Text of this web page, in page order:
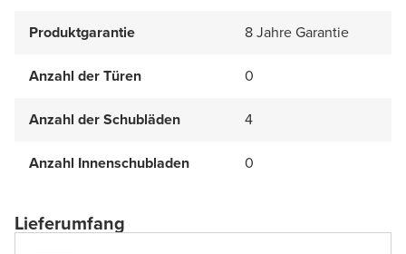
Produktgarantie 8 Jahre Garantie
Anzahl der Türen 0
Anzahl der Schubläden 4
Anzahl Innenschubladen 0
Lieferumfang